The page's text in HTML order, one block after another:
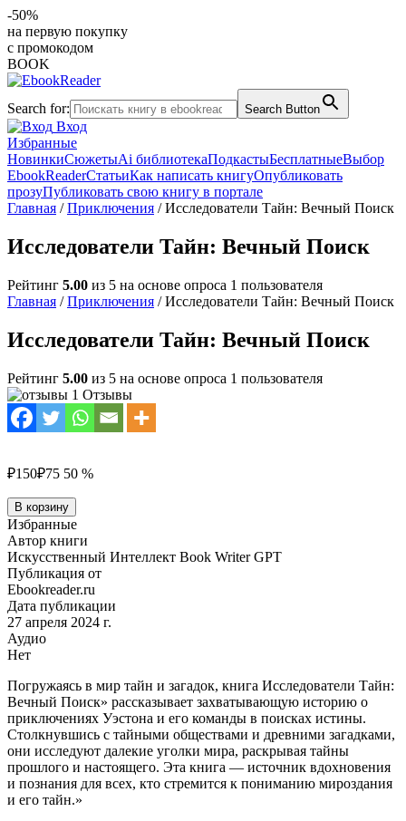
-50%
на первую покупку
с промокодом
BOOK
Search for: Search Button
Вход
Избранные
НовинкиСюжетыAi библиотекаПодкастыБесплатныеВыбор
EbookReaderСтатьиКак написать книгуОпубликовать
прозуПубликовать свою книгу в портале
Главная /Приключения / Исследователи Тайн: Вечный Поиск
Исследователи Тайн: Вечный Поиск
Рейтинг 5.00 из 5 на основе опроса 1 пользователя
Главная /Приключения / Исследователи Тайн: Вечный Поиск
Исследователи Тайн: Вечный Поиск
Рейтинг 5.00 из 5 на основе опроса 1 пользователя
1 Отзывы
₽150₽75 50 %
Количество
товара
Исследователи
Тайн:
Вечный
Поиск
В корзину
Избранные
Автор книги
Искусственный Интеллект Book Writer GPT
Публикация от
Ebookreader.ru
Дата публикации
27 апреля 2024 г.
Аудио
Нет
Погружаясь в мир тайн и загадок, книга Исследователи Тайн:
Вечный Поиск» рассказывает захватывающую историю о
приключениях Уэстона и его команды в поисках истины.
Столкнувшись с тайными обществами и древними загадками,
они исследуют далекие уголки мира, раскрывая тайны
прошлого и настоящего. Эта книга — источник вдохновения
и познания для всех, кто стремится к пониманию мироздания
и его тайн.»